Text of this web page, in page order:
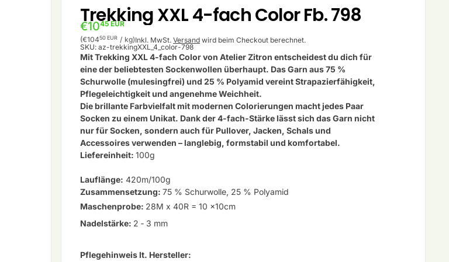
Trekking XXL 4-fach Color Fb. 798
€1045 EUR
Stückpreis
(€10450 EUR / pro
kg)Inkl. MwSt. Versand wird beim Checkout berechnet.
SKU: az-trekkingXXL_4_color-798
MitTrekking XXL 4-fach Color von Atelier Zitron entscheidest du dich für
eine der beliebtesten Sockenwollen überhaupt. Das Garn aus75 %
Schurwolle (mulesingfrei) und 25 % Polyamid vereint Strapazierfähigkeit,
Pflegeleichtigkeit und angenehme Weichheit.
Die brillante Farbvielfalt mit modernen Colorierungen macht jedes Paar
Socken zu einem Unikat. Dank der 4-fach-Stärke lässt sich das Garn nicht
nur für Socken, sondern auch für Pullover, Jacken, Schals und
Accessoires verwenden – langlebig, formstabil und komfortabel.
Liefereinheit: 100g
Lauflänge: 420m/100g
Zusammensetzung: 75 % Schurwolle, 25 % Polyamid
Maschenprobe: 28M x 40R = 10 x10cm
Nadelstärke: 2 ‐ 3 mm
Pflegehinweis lt. Hersteller: